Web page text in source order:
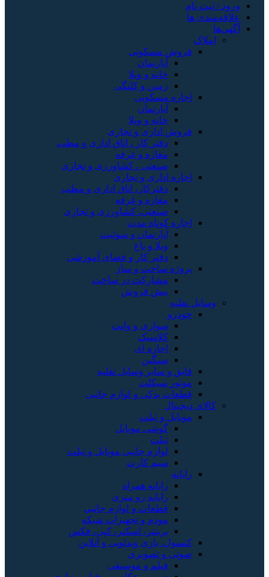
ورود / ثبت نام
علاقه‌مندی ها
آگهی‌ها
املاک
فروش مسکونی
آپارتمان
خانه و ویلا
زمین و کلنگی
اجاره مسکونی
آپارتمان
خانه و ویلا
فروش اداری و تجاری
دفتر کار ، اتاق اداری و مطب
مغازه و غرفه
صنعتی ، کشاورزی و تجاری
اجاره اداری و تجاری
دفترکار، اتاق اداری و مطب
مغازه و غرفه
صنعتی، کشاورزی و تجاری
اجاره کوتاه مدت
آپارتمان و سوئیت
ویلا و باغ
دفتر کار و فضای آموزشی
پروژه ساخت و ساز
مشارکت در ساخت
پیش فروش
وسایل نقلیه
خودرو
سواری و وانت
کلاسیک
اجاره ای
سنگین
قایق و سایر وسایل نقلیه
موتور سیکلت
قطعات یدکی و لوازم جانبی
کالای دیجیتال
موبایل و تبلت
گوشی موبایل
تبلت
لوازم جانبی موبایل و تبلت
سیم کارت
رایانه
رایانه همراه
رایانه رو میزی
قطعات و لوازم جانبی
مودم و تجهیزات شبکه
پرینتر، اسکنر، کپی، فکس
کنسول، بازی‌ ویدئویی و آنلاین
صوتی و تصویری
فیلم و موسیقی